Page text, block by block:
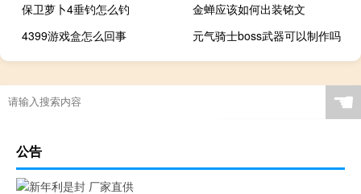
保卫萝卜4垂钓怎么钓
金蝉应该如何出装铭文
4399游戏盒怎么回事
元气骑士boss武器可以制作吗
☚
公告